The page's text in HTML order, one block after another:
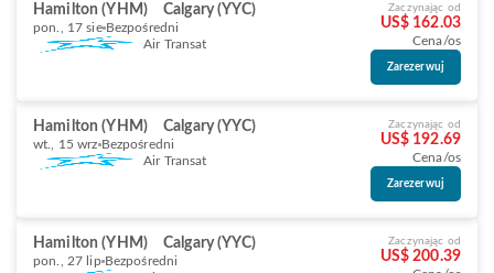
Hamilton (YHM) Calgary (YYC)
pon., 17 sie Bezpośredni
Air Transat
Zaczynając od
US$ 162.03
Cena/os
Zarezerwuj
Hamilton (YHM) Calgary (YYC)
wt., 15 wrz Bezpośredni
Air Transat
Zaczynając od
US$ 192.69
Cena/os
Zarezerwuj
Hamilton (YHM) Calgary (YYC)
pon., 27 lip Bezpośredni
Zaczynając od
US$ 200.39